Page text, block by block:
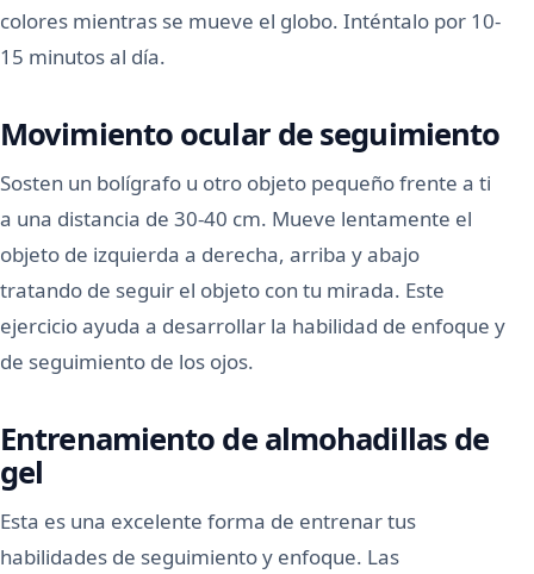
colores mientras se mueve el globo. Inténtalo por 10-
15 minutos al día.
Movimiento ocular de seguimiento
Sosten un bolígrafo u otro objeto pequeño frente a ti
a una distancia de 30-40 cm. Mueve lentamente el
objeto de izquierda a derecha, arriba y abajo
tratando de seguir el objeto con tu mirada. Este
ejercicio ayuda a desarrollar la habilidad de enfoque y
de seguimiento de los ojos.
Entrenamiento de almohadillas de
gel
Esta es una excelente forma de entrenar tus
habilidades de seguimiento y enfoque. Las